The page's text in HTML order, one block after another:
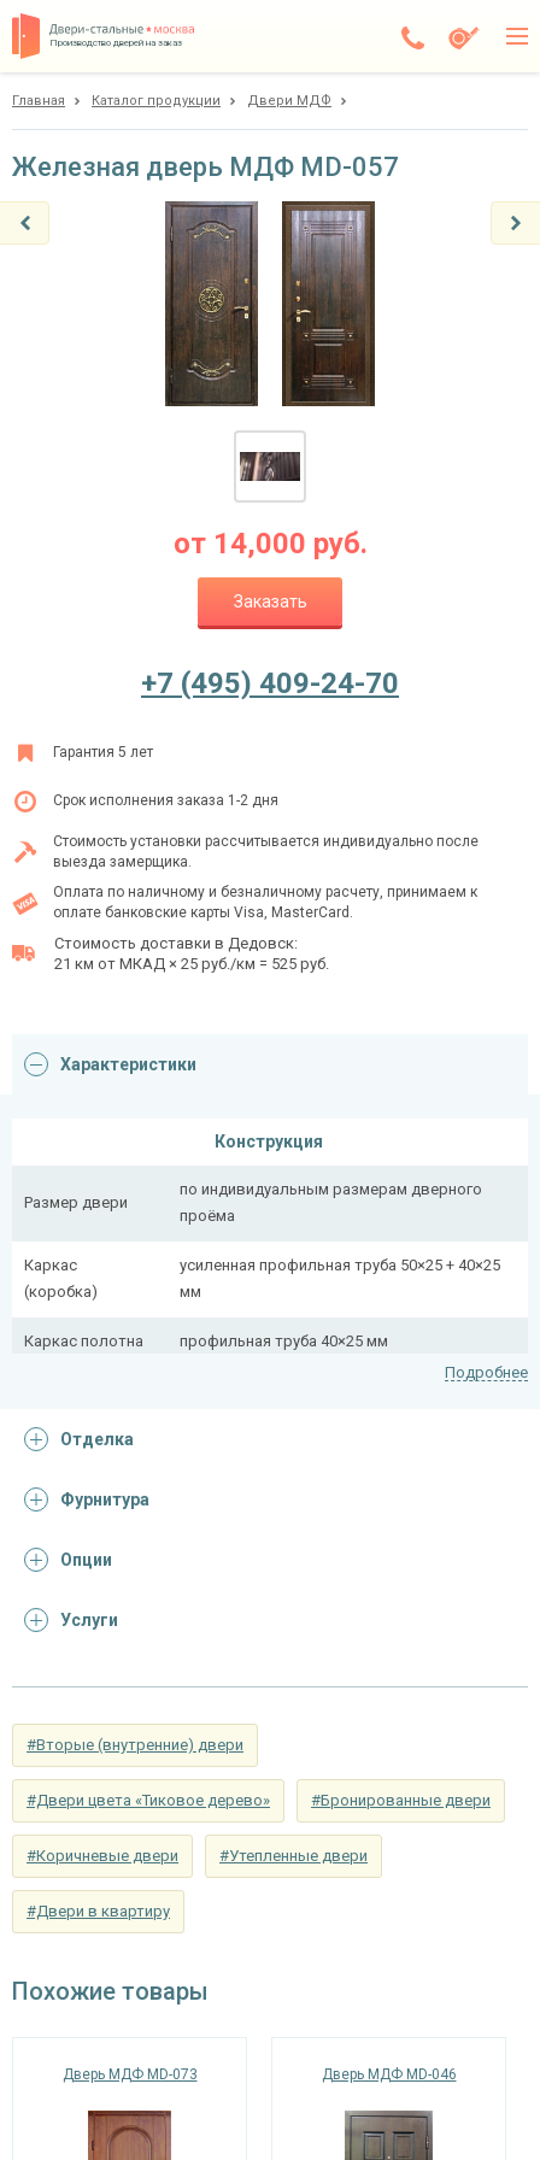
Производство дверей на заказ
Покупателям
Ежедневно с 08:00 до 24:00
+7 (495) 409-24-70
Главная Каталог продукции Двери МДФ
Железная дверь МДФ MD-057
от 14,000 руб.
Заказать
+7 (495) 409-24-70
Гарантия 5 лет
Срок исполнения заказа 1-2 дня
Стоимость установки рассчитывается индивидуально после
выезда замерщика.
Оплата по наличному и безналичному расчету, принимаем к
оплате банковские карты Visa, MasterCard.
Стоимость доставки в Дедовск:
21 км от МКАД × 25 руб./км = 525 руб.
Характеристики
Конструкция
Размер двери
по индивидуальным размерам дверного
проёма
Каркас
(коробка)
усиленная профильная труба 50×25 + 40×25
мм
Каркас полотна профильная труба 40×25 мм
Притворная
Ребра жесткости
Отделка внутри
выбор)
Верхний замок
цилиндровый «ПРО-САМ ЗВ 4-31/55» с
нажимной ручкой, 3-х ригельный, 2-х
оборотный
наблюдения
Противосъемные
Подробнее
Отделка
Фурнитура
Опции
Услуги
#Вторые (внутренние) двери
#Двери цвета «Тиковое дерево» #Бронированные двери
#Коричневые двери #Утепленные двери
#Двери в квартиру
Похожие товары
Дверь МДФ MD-073 Дверь МДФ MD-046